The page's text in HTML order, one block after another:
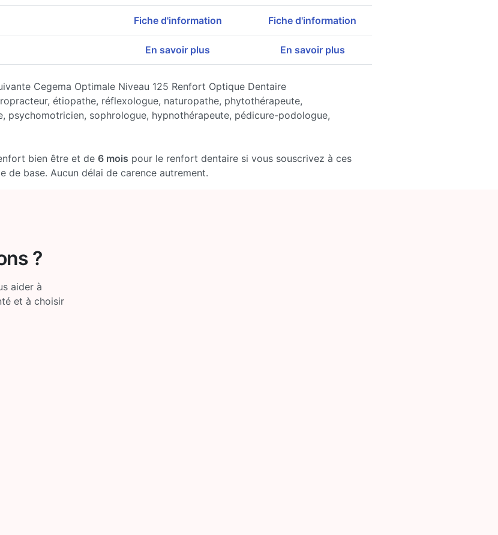
Fiche d'information Fiche d'information
En savoir plus En savoir plus
Cegema Optimale Niveau 125 Renfort Optique Dentaire
étiopathe, réflexologue, naturopathe, phytothérapeute,
psychomotricien, sophrologue, hypnothérapeute, pédicure-podologue,
bien être et de 6 mois pour le renfort dentaire si vous souscrivez à ces
base. Aucun délai de carence autrement.
?
aider à
et à choisir